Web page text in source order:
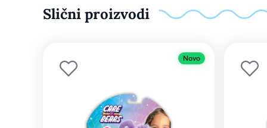
Slični proizvodi
Novo